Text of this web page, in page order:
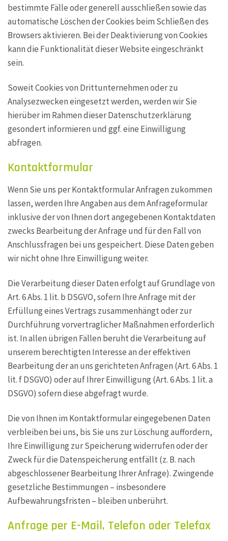
bestimmte Fälle oder generell ausschließen sowie das
automatische Löschen der Cookies beim Schließen des
Browsers aktivieren. Bei der Deaktivierung von Cookies
kann die Funktionalität dieser Website eingeschränkt
sein.
Soweit Cookies von Drittunternehmen oder zu
Analysezwecken eingesetzt werden, werden wir Sie
hierüber im Rahmen dieser Datenschutzerklärung
gesondert informieren und ggf. eine Einwilligung
abfragen.
Kontaktformular
Wenn Sie uns per Kontaktformular Anfragen zukommen
lassen, werden Ihre Angaben aus dem Anfrageformular
inklusive der von Ihnen dort angegebenen Kontaktdaten
zwecks Bearbeitung der Anfrage und für den Fall von
Anschlussfragen bei uns gespeichert. Diese Daten geben
wir nicht ohne Ihre Einwilligung weiter.
Die Verarbeitung dieser Daten erfolgt auf Grundlage von
Art. 6 Abs. 1 lit. b DSGVO, sofern Ihre Anfrage mit der
Erfüllung eines Vertrags zusammenhängt oder zur
Durchführung vorvertraglicher Maßnahmen erforderlich
ist. In allen übrigen Fällen beruht die Verarbeitung auf
unserem berechtigten Interesse an der effektiven
Bearbeitung der an uns gerichteten Anfragen (Art. 6 Abs. 1
lit. f DSGVO) oder auf Ihrer Einwilligung (Art. 6 Abs. 1 lit. a
DSGVO) sofern diese abgefragt wurde.
Die von Ihnen im Kontaktformular eingegebenen Daten
verbleiben bei uns, bis Sie uns zur Löschung auffordern,
Ihre Einwilligung zur Speicherung widerrufen oder der
Zweck für die Datenspeicherung entfällt (z. B. nach
abgeschlossener Bearbeitung Ihrer Anfrage). Zwingende
gesetzliche Bestimmungen – insbesondere
Aufbewahrungsfristen – bleiben unberührt.
Anfrage per E-Mail, Telefon oder Telefax